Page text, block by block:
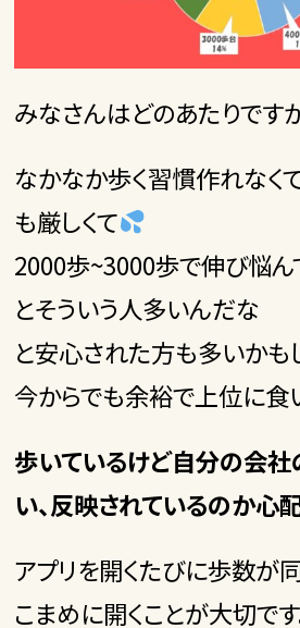
みなさんはどのあたりです
なかなか歩く習慣作れなく
も厳しくて
2000歩~3000歩で伸び悩ん
とそういう人多いんだな
と安心された方も多いかも
今からでも余裕で上位に食
歩いているけど自分の会社
い、反映されているのか心
アプリを開くたびに歩数が
こまめに開くことが大切です